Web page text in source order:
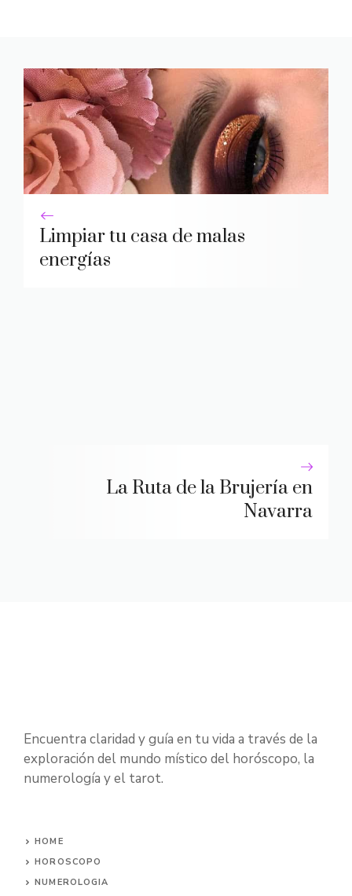
Limpiar tu casa de malas
energías
La Ruta de la Brujería en
Navarra
Encuentra claridad y guía en tu vida a través de la
exploración del mundo místico del horóscopo, la
numerología y el tarot.
HOME
HOROSCOPO
NUMEROLOGIA